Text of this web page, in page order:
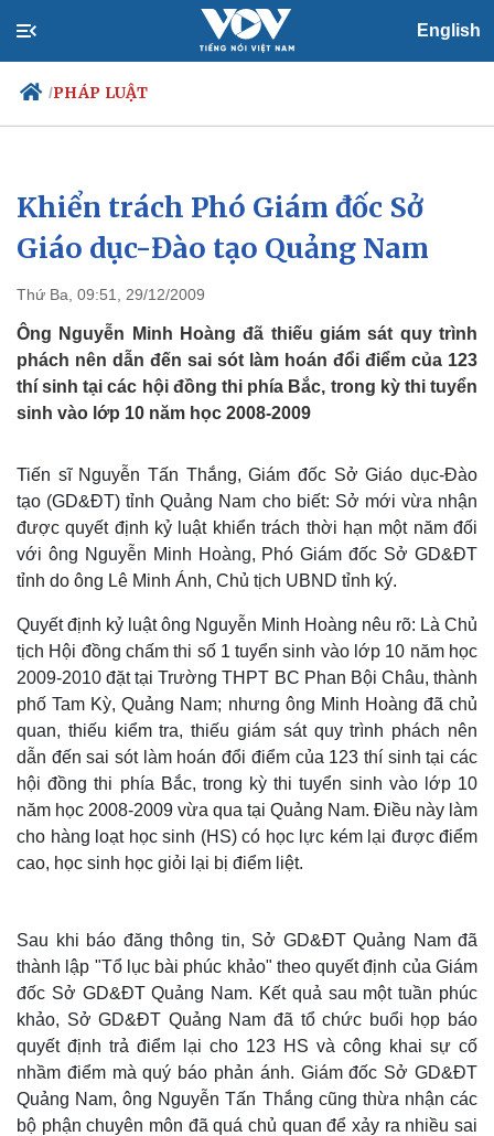
English
/PHÁP LUẬT
Chính trị
Đảng
Tổ chức nhân sự
Nhận diện sự thật
Xã hội
Tin 24h
Dự báo thời tiết
Việc làm
Biển đảo
Khiển trách Phó Giám đốc Sở
Giáo dục-Đào tạo Quảng Nam
Thứ Ba, 09:51, 29/12/2009
Ông Nguyễn Minh Hoàng đã thiếu giám sát quy trình
phách nên dẫn đến sai sót làm hoán đổi điểm của 123
thí sinh tại các hội đồng thi phía Bắc, trong kỳ thi tuyển
sinh vào lớp 10 năm học 2008-2009
Tiến sĩ Nguyễn Tấn Thắng, Giám đốc Sở Giáo dục-Đào
tạo (GD&ĐT) tỉnh Quảng Nam cho biết: Sở mới vừa nhận
được quyết định kỷ luật khiển trách thời hạn một năm đối
với ông Nguyễn Minh Hoàng, Phó Giám đốc Sở GD&ĐT
tỉnh do ông Lê Minh Ánh, Chủ tịch UBND tỉnh ký.
Quyết định kỷ luật ông Nguyễn Minh Hoàng nêu rõ: Là Chủ
tịch Hội đồng chấm thi số 1 tuyển sinh vào lớp 10 năm học
2009-2010 đặt tại Trường THPT BC Phan Bội Châu, thành
phố Tam Kỳ, Quảng Nam; nhưng ông Minh Hoàng đã chủ
quan, thiếu kiểm tra, thiếu giám sát quy trình phách nên
dẫn đến sai sót làm hoán đổi điểm của 123 thí sinh tại các
hội đồng thi phía Bắc, trong kỳ thi tuyển sinh vào lớp 10
năm học 2008-2009 vừa qua tại Quảng Nam. Điều này làm
cho hàng loạt học sinh (HS) có học lực kém lại được điểm
cao, học sinh học giỏi lại bị điểm liệt.
Sau khi báo đăng thông tin, Sở GD&ĐT Quảng Nam đã
thành lập "Tổ lục bài phúc khảo" theo quyết định của Giám
đốc Sở GD&ĐT Quảng Nam. Kết quả sau một tuần phúc
khảo, Sở GD&ĐT Quảng Nam đã tổ chức buổi họp báo
quyết định trả điểm lại cho 123 HS và công khai sự cố
nhầm điểm mà quý báo phản ánh. Giám đốc Sở GD&ĐT
Quảng Nam, ông Nguyễn Tấn Thắng cũng thừa nhận các
bộ phận chuyên môn đã quá chủ quan để xảy ra nhiều sai